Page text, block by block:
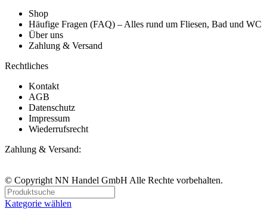
Shop
Häufige Fragen (FAQ) – Alles rund um Fliesen, Bad und WC
Über uns
Zahlung & Versand
Rechtliches
Kontakt
AGB
Datenschutz
Impressum
Wiederrufsrecht
Zahlung & Versand:
© Copyright NN Handel GmbH Alle Rechte vorbehalten.
Kategorie wählen